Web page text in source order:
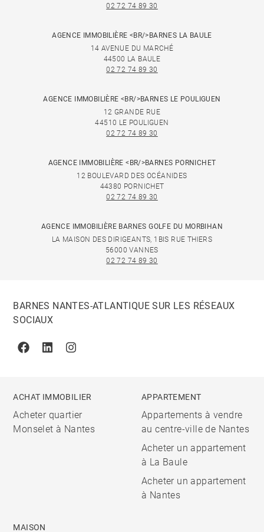
02 72 74 89 30
AGENCE IMMOBILIÈRE <BR/>BARNES LA BAULE
14 AVENUE DU MARCHÉ
44500 LA BAULE
02 72 74 89 30
AGENCE IMMOBILIÈRE <BR/>BARNES LE POULIGUEN
12 GRANDE RUE
44510 LE POULIGUEN
02 72 74 89 30
AGENCE IMMOBILIÈRE <BR/>BARNES PORNICHET
12 BOULEVARD DES OCÉANIDES
44380 PORNICHET
02 72 74 89 30
AGENCE IMMOBILIÈRE BARNES GOLFE DU MORBIHAN
LA MAISON DES DIRIGEANTS, 1BIS RUE THIERS
56000 VANNES
02 72 74 89 30
BARNES NANTES-ATLANTIQUE SUR LES RÉSEAUX
SOCIAUX
FacebookLinkedinInstagram
ACHAT IMMOBILIER
Acheter quartier
Monselet à Nantes
APPARTEMENT
Appartements à vendre
au centre-ville de Nantes
Acheter un appartement
à La Baule
Acheter un appartement
à Nantes
MAISON